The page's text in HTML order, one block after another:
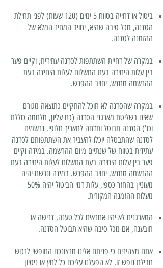
ביטול או דחייה בטווח 5 ימים (120 שעות) לפני תחילת
הסדנה, מכל סיבה שהיא, יחויב המחיר המלא של
ההזמנה לסדנה.
במקרה של דחיית השתתפות לסדנה עתידית, וקיים פער
בין עלות היחידה בעת התשלום לעלות היחידה בעת
ההרשמה מחדש, יחויב ההפרש.
במקרה שהסדנה לא תוכל להתקיים כתוצאה מגורם
שאינו בשליטת מארגני הסדנה (כח עליון, מלחמה כוללת
וכו') הסדנה תבוטל ותדחה לתאריך חלופי. נרשמים
לסדנה שהתבטלה יוכלו להעביר את השתתפותם לסדנה
עתידית בטווח של שנתיים מיום ההרשמה. במידה וקיים
פער בין עלות היחידה בעת התשלום לעלות היחידה בעת
ההרשמה מחדש, יחויב ההפרש. במידה ונרשם יהיה
מעוניין בהחזר כספי, עלות דמי הביטול יהיה 50%
מעלות ההזמנה המקורית.
המארגנים לא יהיו אחראים לכל טענה, דרישה או
תובענה, אם מכל סיבה שהיא תבוטל הסדנה.
אתם מצהירים כי פניתם אלינו מרצונכם החופשי לרכוש
חבילת נופש זו, לא הפעלנו עליכם כל לחץ או ניסיון